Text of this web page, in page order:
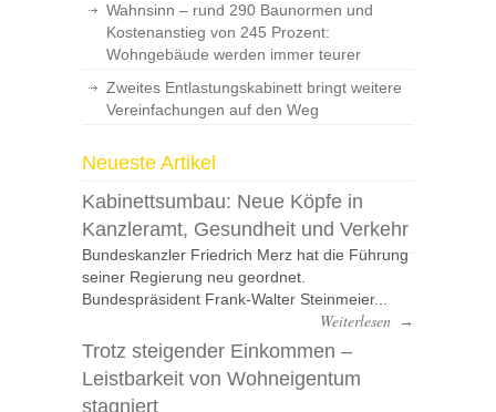
Wahnsinn – rund 290 Baunormen und
Kostenanstieg von 245 Prozent:
Wohngebäude werden immer teurer
Zweites Entlastungskabinett bringt weitere
Vereinfachungen auf den Weg
Neueste Artikel
Kabinettsumbau: Neue Köpfe in
Kanzleramt, Gesundheit und Verkehr
Bundeskanzler Friedrich Merz hat die Führung
seiner Regierung neu geordnet.
Bundespräsident Frank-Walter Steinmeier...
Weiterlesen →
Trotz steigender Einkommen –
Leistbarkeit von Wohneigentum
stagniert